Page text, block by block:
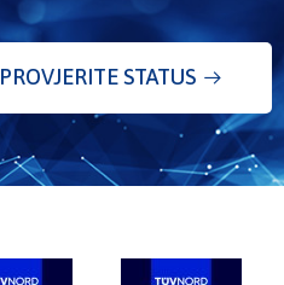
PROVJERITE STATUS